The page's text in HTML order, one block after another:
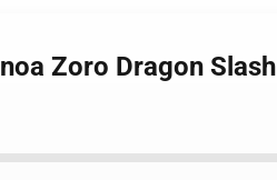
Zoro Dragon Slash